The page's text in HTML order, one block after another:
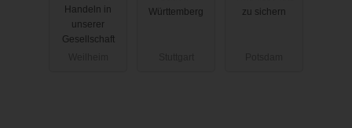
gemeinnützi
ge
Handeln in
unserer
Gesellschaft
Württemberg
zu sichern